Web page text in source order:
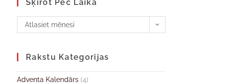
Šķirot Pēc Laika
Atlasiet mēnesi
Rakstu Kategorijas
Adventa Kalendārs (4)